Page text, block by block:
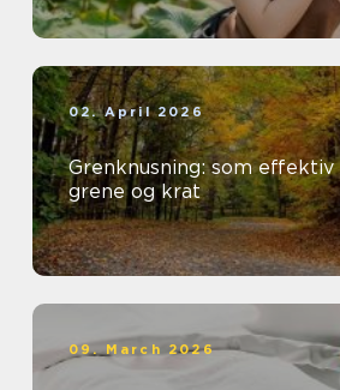
02. April 2026
Grenknusning: som
grene og krat
09. March 2026